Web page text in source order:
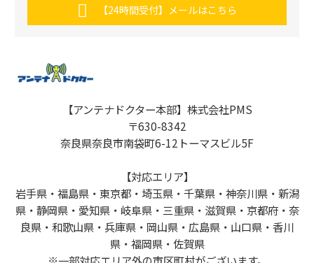
【24時間受付】メールはこちら
【アンテナドクター本部】株式会社PMS
〒630-8342
奈良県奈良市南袋町6-12トーマスビル5F
【対応エリア】
岩手県・福島県・東京都・埼玉県・千葉県・神奈川県・新潟
県・静岡県・愛知県・岐阜県・三重県・滋賀県・京都府・奈
良県・和歌山県・兵庫県・岡山県・広島県・山口県・香川
県・福岡県・佐賀県